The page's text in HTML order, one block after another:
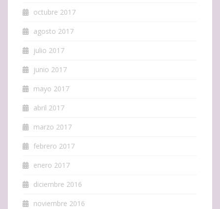
octubre 2017
agosto 2017
julio 2017
junio 2017
mayo 2017
abril 2017
marzo 2017
febrero 2017
enero 2017
diciembre 2016
noviembre 2016